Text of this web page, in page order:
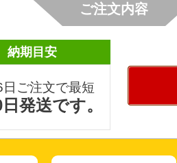
ご注文内容
納期目安
ご注文で最短
発送です。